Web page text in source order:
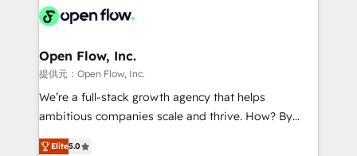
HIPAA-aware; CASL-compliant; GDPR-ready
implementations where required 💡 Why 500+
built to scale.
industrial/manufacturing, professional services,
distribution, commercial real estate, technology,
finserv/fintech, IT managed services, transportation
& logistics, energy/solar, staffing and recruiting,
media, healthcare and government contractors. Our
Technical Solutions, Enablement Solutions, Digital
Open Flow, Inc.
提供元：Open Flow, Inc.
We’re a full-stack growth agency that helps
ambitious companies scale and thrive. How? By
upgrading and streamlining every single revenue-
Elite5.0